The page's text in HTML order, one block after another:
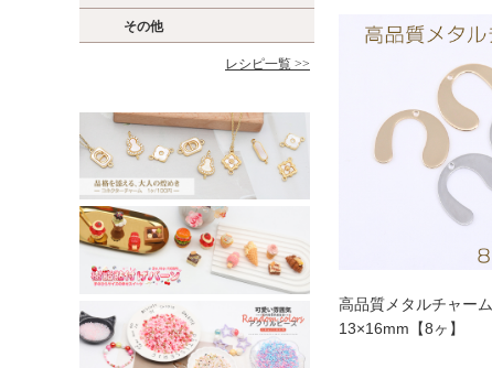
その他
レシピ一覧 >>
高品質メタルチャー
13×16mm【8ヶ】